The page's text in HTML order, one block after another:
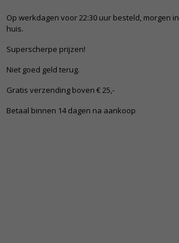
Op werkdagen voor 22:30 uur besteld, morgen in
huis.
Superscherpe prijzen!
Niet goed geld terug.
Gratis verzending boven € 25,-
Betaal binnen 14 dagen na aankoop